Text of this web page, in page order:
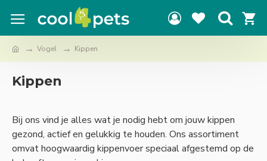
Vogel Kippen
Kippen
Bij ons vind je alles wat je nodig hebt om jouw kippen
gezond, actief en gelukkig te houden. Ons assortiment
omvat hoogwaardig kippenvoer speciaal afgestemd op de